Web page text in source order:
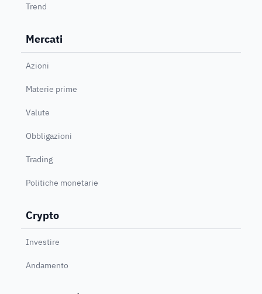
Trend
Mercati
Azioni
Materie prime
Valute
Obbligazioni
Trading
Politiche monetarie
Crypto
Investire
Andamento